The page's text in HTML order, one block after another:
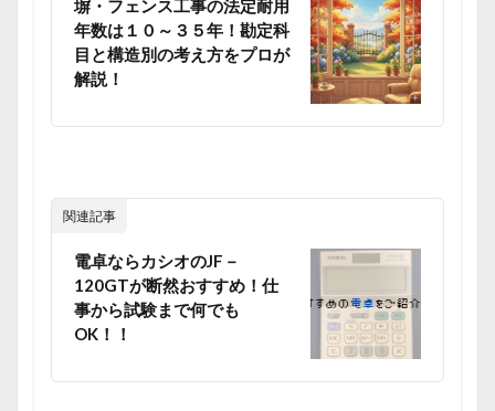
塀・フェンス工事の法定耐用
年数は１０～３５年！勘定科
目と構造別の考え方をプロが
解説！
関連記事
電卓ならカシオのJF－
120GTが断然おすすめ！仕
事から試験まで何でも
OK！！